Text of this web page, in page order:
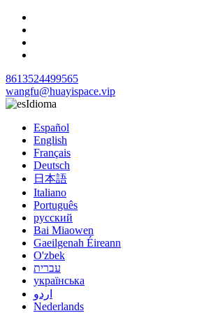
8613524499565
wangfu@huayispace.vip
Idioma
Español
English
Français
Deutsch
日本語
Italiano
Português
русский
Bai Miaowen
Gaeilgenah Éireann
O'zbek
עברית
українська
اردو
Nederlands